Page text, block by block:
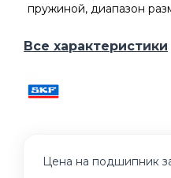
пружиной, диапазон
Все характеристики
Цена на подшипник